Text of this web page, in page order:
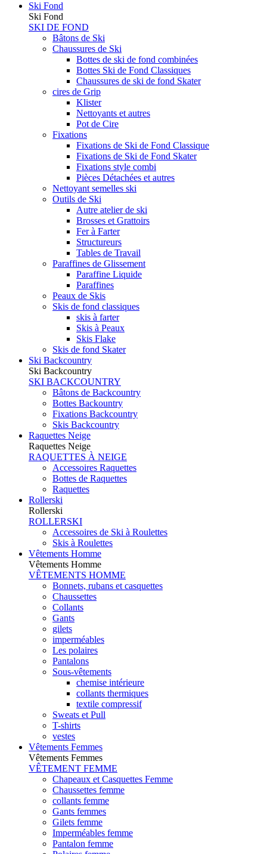
Ski Fond
Ski Fond
SKI DE FOND
Bâtons de Ski
Chaussures de Ski
Bottes de ski de fond combinées
Bottes Ski de Fond Classiques
Chaussures de ski de fond Skater
cires de Grip
Klister
Nettoyants et autres
Pot de Cire
Fixations
Fixations de Ski de Fond Classique
Fixations de Ski de Fond Skater
Fixations style combi
Pièces Détachées et autres
Nettoyant semelles ski
Outils de Ski
Autre atelier de ski
Brosses et Grattoirs
Fer à Farter
Structureurs
Tables de Travail
Paraffines de Glissement
Paraffine Liquide
Paraffines
Peaux de Skis
Skis de fond classiques
skis à farter
Skis à Peaux
Skis Flake
Skis de fond Skater
Ski Backcountry
Ski Backcountry
SKI BACKCOUNTRY
Bâtons de Backcountry
Bottes Backountry
Fixations Backcountry
Skis Backcountry
Raquettes Neige
Raquettes Neige
RAQUETTES À NEIGE
Accessoires Raquettes
Bottes de Raquettes
Raquettes
Rollerski
Rollerski
ROLLERSKI
Accessoires de Ski à Roulettes
Skis à Roulettes
Vêtements Homme
Vêtements Homme
VÊTEMENTS HOMME
Bonnets, rubans et casquettes
Chaussettes
Collants
Gants
gilets
imperméables
Les polaires
Pantalons
Sous-vêtements
chemise intérieure
collants thermiques
textile compressif
Sweats et Pull
T-shirts
vestes
Vêtements Femmes
Vêtements Femmes
VÊTEMENT FEMME
Chapeaux et Casquettes Femme
Chaussettes femme
collants femme
Gants femmes
Gilets femme
Imperméables femme
Pantalon femme